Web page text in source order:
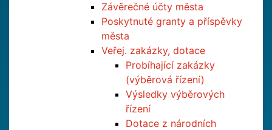
Závěrečné účty města
Poskytnuté granty a příspěvky
města
Veřej. zakázky, dotace
Probíhající zakázky
(výběrová řízení)
Výsledky výběrových
řízení
Dotace z národních